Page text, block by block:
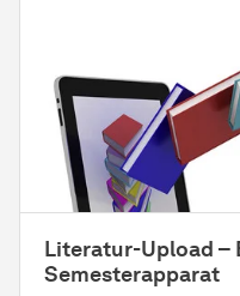
Literatur-Upload –
Semesterapparat